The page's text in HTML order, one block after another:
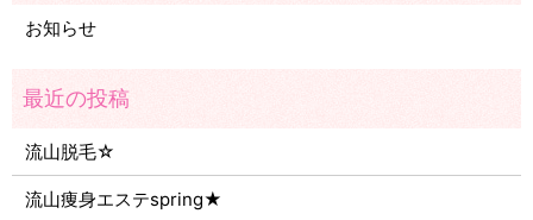
お知らせ
流山脱毛☆
流山痩身エステspring★